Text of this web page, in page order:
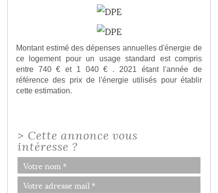
Montant estimé des dépenses annuelles d'énergie de
ce logement pour un usage standard est compris
entre 740 € et 1 040 € . 2021 étant l'année de
référence des prix de l'énergie utilisés pour établir
cette estimation.
> Cette annonce vous
intéresse ?